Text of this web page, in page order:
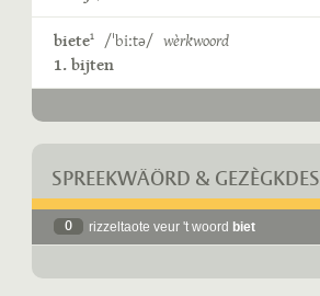
biete1 /ˈbiːtə/ wèrkwoord
1. bijten
SPREEKWÄÖRD & GEZÈGKDES
0 rizzeltaote veur 't woord biet